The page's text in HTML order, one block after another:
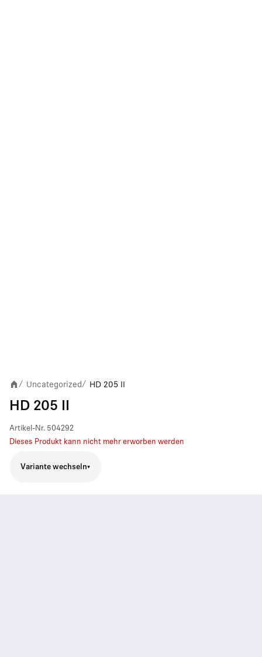
/ Uncategorized / HD 205 II
HD 205 II
Artikel-Nr. 504292
Dieses Produkt kann nicht mehr erworben werden
Variante wechseln